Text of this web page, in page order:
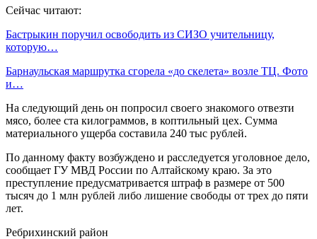
Сейчас читают:
Бастрыкин поручил освободить из СИЗО учительницу,
которую…
Барнаульская маршрутка сгорела «до скелета» возле ТЦ. Фото
и…
На следующий день он попросил своего знакомого отвезти
мясо, более ста килограммов, в коптильный цех. Сумма
материального ущерба составила 240 тыс рублей.
По данному факту возбуждено и расследуется уголовное дело,
сообщает ГУ МВД России по Алтайскому краю. За это
преступление предусматривается штраф в размере от 500
тысяч до 1 млн рублей либо лишение свободы от трех до пяти
лет.
Ребрихинский район